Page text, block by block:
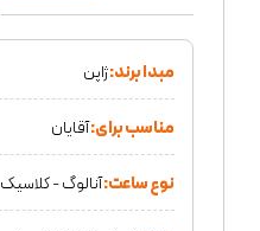
مبدا برند:ژاپن
مناسب برای:آقایان
نوع ساعت:آنالوگ - کلاسیک